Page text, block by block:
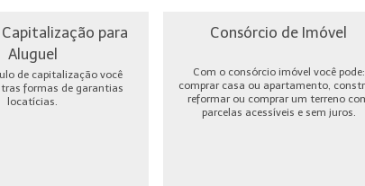
para
Aluguel
de capitalização você
formas de garantias
locatícias.
Consórcio de Imóvel
Com o consórcio imóvel você pode:
comprar casa ou apartamento,
reformar ou comprar um terreno
parcelas acessíveis e sem juros.